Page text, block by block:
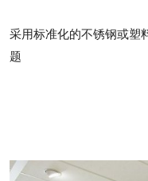
采用标准化的不锈钢或塑
题